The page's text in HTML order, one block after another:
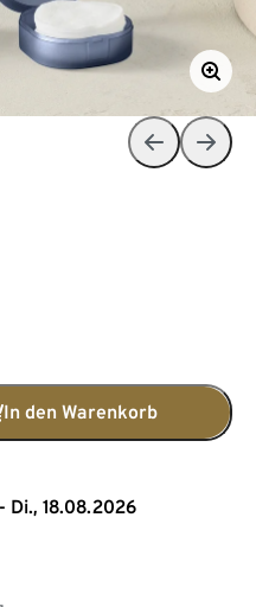
In den Warenkorb
Di., 18.08.2026